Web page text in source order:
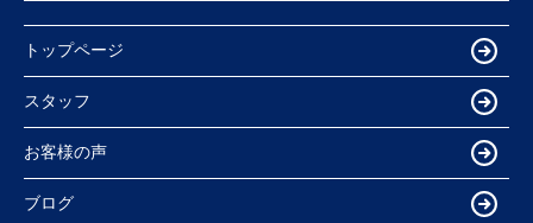
トップページ
スタッフ
お客様の声
ブログ